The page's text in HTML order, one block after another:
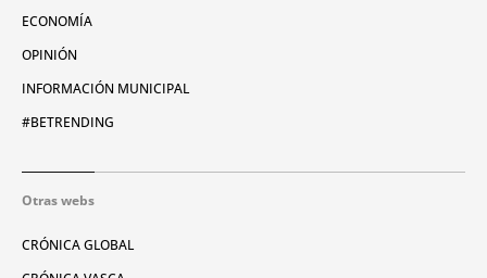
ECONOMÍA
OPINIÓN
INFORMACIÓN MUNICIPAL
#BETRENDING
Otras webs
CRÓNICA GLOBAL